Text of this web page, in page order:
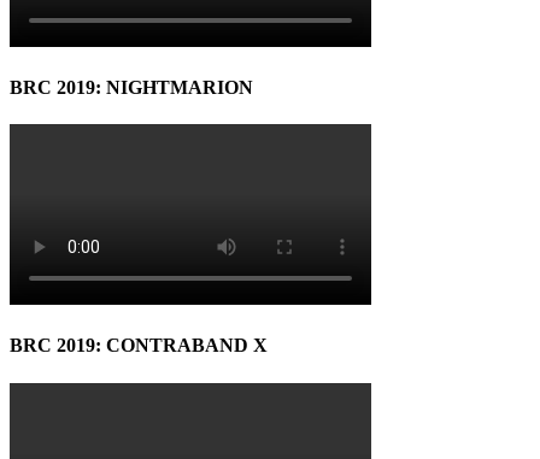
BRC 2019: NIGHTMARION
BRC 2019: CONTRABAND X